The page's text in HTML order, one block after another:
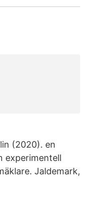
(2020). en
experimentell
Jaldemark,